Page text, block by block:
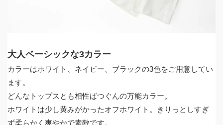
大人ベーシックな3カラー
カラーはホワイト、ネイビー、ブラックの3色をご用意してい
ます。
どんなトップスとも相性ばつぐんの万能カラー。
ホワイトは少し黄みがかったオフホワイト。きりっとしすぎ
ず柔らかく爽やかで素敵です。